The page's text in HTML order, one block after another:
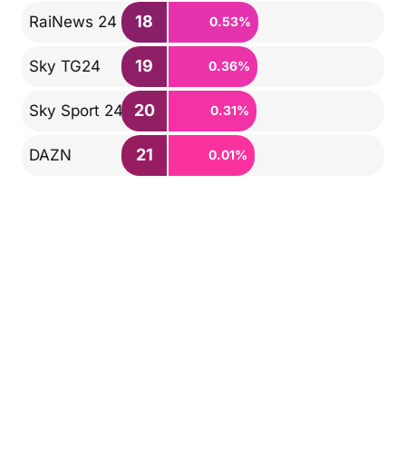
RaiNews 24 18 0.53%
Sky TG24 19 0.36%
Sky Sport 24 20 0.31%
DAZN 21 0.01%